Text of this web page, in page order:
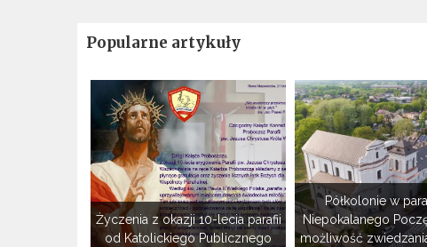
Popularne artykuły
Życzenia z okazji 10-lecia parafii
od Katolickiego Publicznego
Półkolonie w
Niepokalanego
możliwość